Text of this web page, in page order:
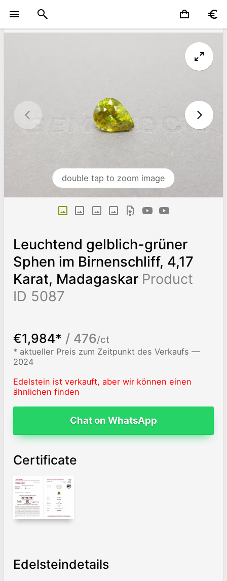
double tap to zoom image
Leuchtend gelblich-grüner
Sphen im Birnenschliff, 4,17
Karat, Madagaskar Product
ID 5087
€1,984* / 476/ct
* aktueller Preis zum Zeitpunkt des Verkaufs —
2024
Edelstein ist verkauft, aber wir können einen
ähnlichen finden
Chat on WhatsApp
Certificate
Edelsteindetails